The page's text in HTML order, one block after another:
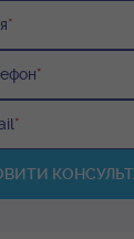
*
*
*